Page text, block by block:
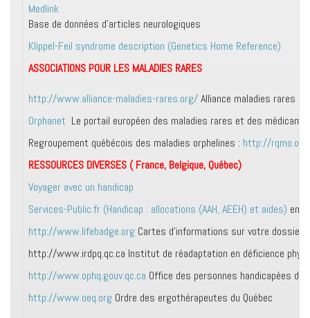
Medlink
Base de données d’articles neurologiques
Klippel-Feil syndrome description (Genetics Home Reference)
ASSOCIATIONS POUR LES MALADIES RARES
http://www.alliance-maladies-rares.org/Alliance maladies rares
Orphanet Le portail européen des maladies rares et des
Regroupement québécois des maladies orphelines : http://
RESSOURCES DIVERSES ( France, Belgique, Québec)
Voyager avec un handicap
Services-Public.fr (Handicap : allocations (AAH, AEEH) et aides) en
http://www.lifebadge.org Cartes d’informations sur votre dossier
http://www.irdpq.qc.ca Institut de réadaptation en déficience
http://www.ophq.gouv.qc.ca Office des personnes handicapées du
http://www.oeq.org Ordre des ergothérapeutes du Québec